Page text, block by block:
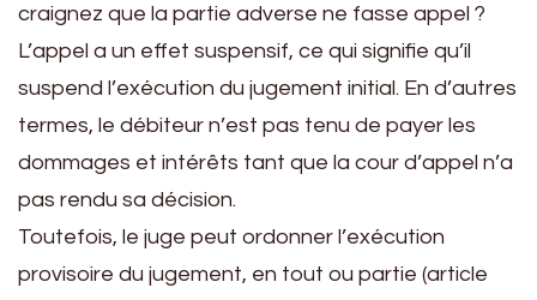
craignez que la partie adverse ne fasse appel ?
L’appel a un effet suspensif, ce qui signifie qu’il
suspend l’exécution du jugement initial. En d’autres
termes, le débiteur n’est pas tenu de payer les
dommages et intérêts tant que la cour d’appel n’a
pas rendu sa décision.
Toutefois, le juge peut ordonner l’exécution
provisoire du jugement, en tout ou partie (article